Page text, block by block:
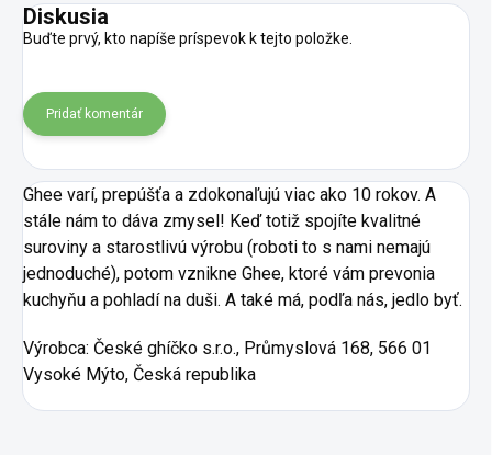
Diskusia
Buďte prvý, kto napíše príspevok k tejto položke.
Pridať komentár
Ghee varí, prepúšťa a zdokonaľujú viac ako 10 rokov. A
stále nám to dáva zmysel! Keď totiž spojíte kvalitné
suroviny a starostlivú výrobu (roboti to s nami nemajú
jednoduché), potom vznikne Ghee, ktoré vám prevonia
kuchyňu a pohladí na duši. A také má, podľa nás, jedlo byť.
Výrobca: České ghíčko s.r.o., Průmyslová 168, 566 01
Vysoké Mýto, Česká republika